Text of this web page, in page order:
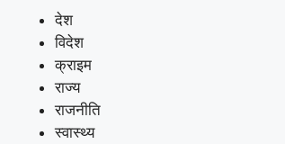
देश
विदेश
क्राइम
राज्य
राजनीति
स्वास्थ्य